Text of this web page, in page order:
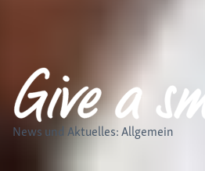
News und Aktuelles: Allgemein